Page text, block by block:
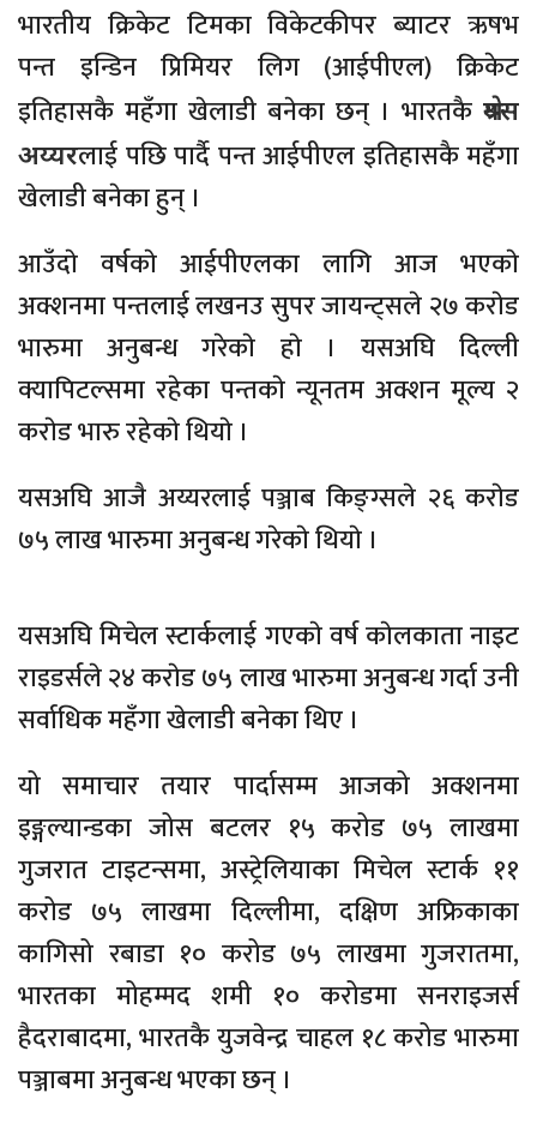
भारतीय क्रिकेट टिमका विकेटकीपर ब्याटर ऋषभ
पन्त इन्डिन प्रिमियर लिग (आईपीएल) क्रिकेट
इतिहासकै महँगा खेलाडी बनेका छन् । भारतकै श्रेयस
अय्यरलाई पछि पार्दै पन्त आईपीएल इतिहासकै महँगा
खेलाडी बनेका हुन् ।
आउँदाे वर्षकाे आईपीएलका लागि आज भएकाे
अक्शनमा पन्तलाई लखनउ सुपर जायन्ट्सले २७ कराेड
भारुमा अनुबन्ध गरेकाे हाे । यसअघि दिल्ली
क्यापिटल्समा रहेका पन्तकाे न्यूनतम अक्शन मूल्य २
कराेड भारु रहेकाे थियाे ।
यसअघि आजै अय्यरलाई पञ्जाब किङ्ग्सले २६ कराेड
७५ लाख भारुमा अनुबन्ध गरेकाे थियाे ।
यसअघि मिचेल स्टार्कलाई गएकाे वर्ष काेलकाता नाइट
राइडर्सले २४ कराेड ७५ लाख भारुमा अनुबन्ध गर्दा उनी
सर्वाधिक महँगा खेलाडी बनेका थिए ।
यो समाचार तयार पार्दासम्म आजको अक्शनमा
इङ्गल्यान्डका जोस बटलर १५ करोड ७५ लाखमा
गुजरात टाइटन्समा, अस्ट्रेलियाका मिचेल स्टार्क ११
करोड ७५ लाखमा दिल्लीमा, दक्षिण अफ्रिकाका
कागिसो रबाडा १० करोड ७५ लाखमा गुजरातमा,
भारतका मोहम्मद शमी १० करोडमा सनराइजर्स
हैदराबादमा, भारतकै युजवेन्द्र चाहल १८ करोड भारुमा
पञ्जाबमा अनुबन्ध भएका छन् ।